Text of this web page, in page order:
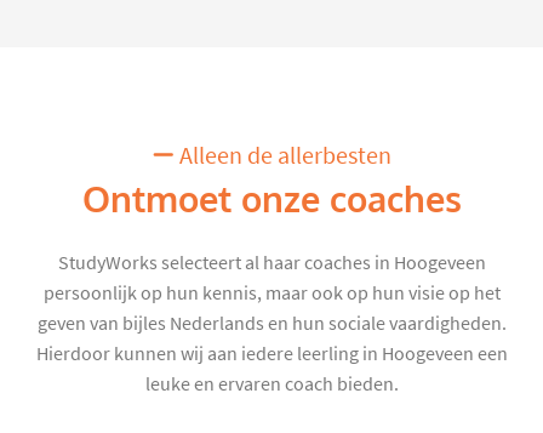
Alleen de allerbesten
Ontmoet onze coaches
StudyWorks selecteert al haar coaches in Hoogeveen
persoonlijk op hun kennis, maar ook op hun visie op het
geven van bijles Nederlands en hun sociale vaardigheden.
Hierdoor kunnen wij aan iedere leerling in Hoogeveen een
leuke en ervaren coach bieden.